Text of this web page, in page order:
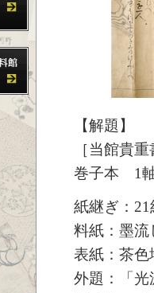
【解題】
［当館貴
巻子本 1軸
紙継ぎ：
料紙：墨流
表紙：茶色
外題：「光